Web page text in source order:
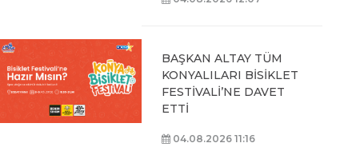
BAŞKAN ALTAY TÜM
KONYALILARI BİSİKLET
FESTİVALİ’NE DAVET
ETTİ
04.08.2026 11:16